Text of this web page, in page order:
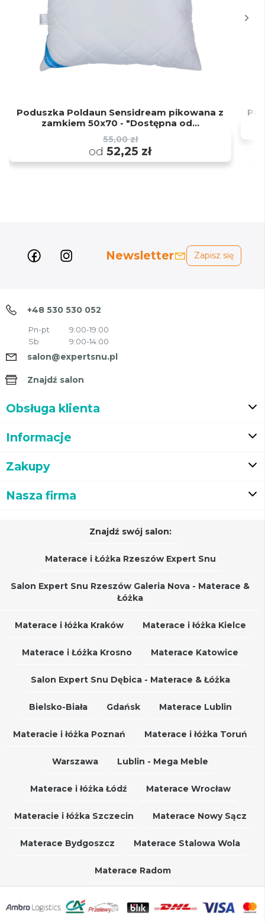
Poduszka Poldaun Sensidream pikowana z
zamkiem 50x70 - "Dostępna od...
55,00 zł
od 52,25 zł
Newsletter Zapisz się
+48 530 530 052
Pn-pt
9:00-19:00
Sb
9:00-14:00
salon@expertsnu.pl
Znajdź salon
Obsługa klienta
Informacje
Zakupy
Nasza firma
Znajdź swój salon:
Materace i Łóżka Rzeszów Expert Snu
Salon Expert Snu Rzeszów Galeria Nova - Materace &
Łóżka
Materace i łóżka Kraków Materace i łóżka Kielce
Materace i Łóżka Krosno Materace Katowice
Salon Expert Snu Dębica - Materace & Łóżka
Bielsko-Biała Gdańsk Materace Lublin
Materacie i łóżka Poznań Materace i łóżka Toruń
Warszawa Lublin - Mega Meble
Materace i łóżka Łódź Materace Wrocław
Materacie i łóżka Szczecin Materace Nowy Sącz
Materace Bydgoszcz Materace Stalowa Wola
Materace Radom